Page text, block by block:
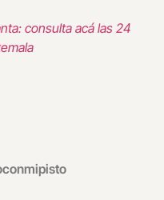
consulta acá las 24